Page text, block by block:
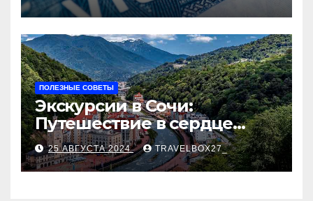
ПОЛЕЗНЫЕ СОВЕТЫ
Экскурсии в Сочи:
Путешествие в сердце
Черноморского курорта
25 АВГУСТА 2024 TRAVELBOX27_